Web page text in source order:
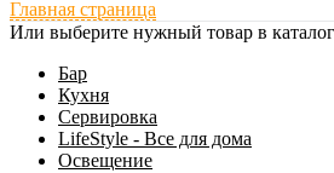
Главная страница
Или выберите нужный товар в
Бар
Кухня
Сервировка
LifeStyle - Все для дома
Освещение